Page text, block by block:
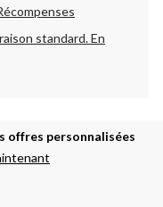
standard.En
offres personnalisées